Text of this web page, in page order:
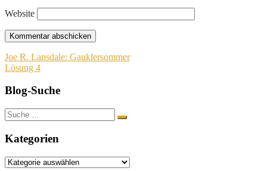
Website
Beitragsnavigation
Joe R. Lansdale: Gauklersommer
Lösung 4
Blog-Suche
Suche
nach:
Kategorien
Kategorien